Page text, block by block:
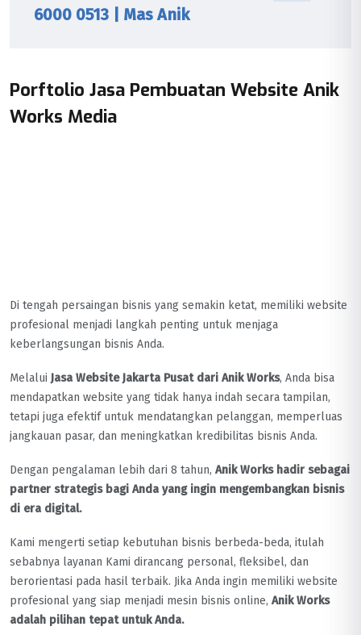
6000 0513 | Mas Anik
Porftolio Jasa Pembuatan Website Anik
Works Media
Di tengah persaingan bisnis yang semakin ketat, memiliki website
profesional menjadi langkah penting untuk menjaga
keberlangsungan bisnis Anda.
Melalui Jasa Website Jakarta Pusat dari Anik Works, Anda bisa
mendapatkan website yang tidak hanya indah secara tampilan,
tetapi juga efektif untuk mendatangkan pelanggan, memperluas
jangkauan pasar, dan meningkatkan kredibilitas bisnis Anda.
Dengan pengalaman lebih dari 8 tahun, Anik Works hadir sebagai
partner strategis bagi Anda yang ingin mengembangkan bisnis
di era digital.
Kami mengerti setiap kebutuhan bisnis berbeda-beda, itulah
sebabnya layanan Kami dirancang personal, fleksibel, dan
berorientasi pada hasil terbaik. Jika Anda ingin memiliki website
profesional yang siap menjadi mesin bisnis online, Anik Works
adalah pilihan tepat untuk Anda.